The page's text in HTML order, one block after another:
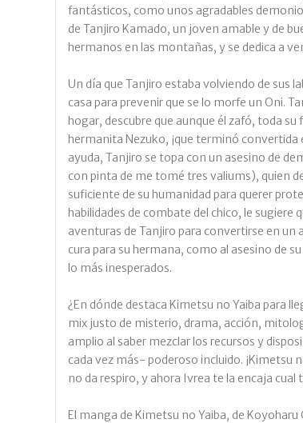
fantásticos, como unos agradables
de Tanjiro Kamado, un joven amable y de
hermanos en las montañas, y se dedica a
Un día que Tanjiro estaba volviendo de sus
casa para prevenir que se lo morfe un Oni.
hogar, descubre que aunque él zafó, toda
hermanita Nezuko, ¡que terminó convertida
ayuda, Tanjiro se topa con un asesino de
con pinta de me tomé tres valiums), quien
suficiente de su humanidad para querer
habilidades de combate del chico, le
aventuras de Tanjiro para convertirse en
cura para su hermana, como al asesino de
lo más inesperados.
¿En dónde destaca Kimetsu no Yaiba para
mix justo de misterio, drama, acción,
amplio al saber mezclar los recursos y
cada vez más- poderoso incluido. ¡Kimetsu
no da respiro, y ahora Ivrea te la encaja cual
El manga de Kimetsu no Yaiba, de